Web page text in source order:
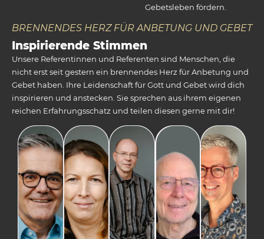
Gebetsleben fördern.
BRENNENDES HERZ FÜR ANBETUNG UND GEBET
Inspirierende Stimmen
Unsere Referentinnen und Referenten sind Menschen, die
nicht erst seit gestern ein brennendes Herz für Anbetung und
Gebet haben. Ihre Leidenschaft für Gott und Gebet wird dich
inspirieren und anstecken. Sie sprechen aus ihrem eigenen
reichen Erfahrungsschatz und teilen diesen gerne mit dir!